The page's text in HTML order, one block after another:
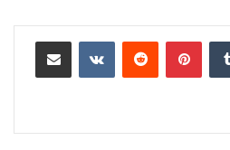
بينتيريست